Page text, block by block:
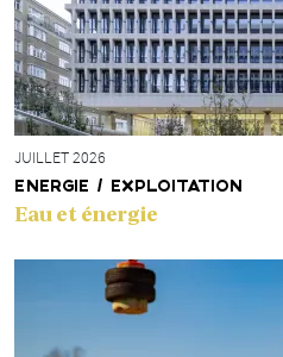
JUILLET 2026
ENERGIE / EXPLOITATION
Eau et énergie